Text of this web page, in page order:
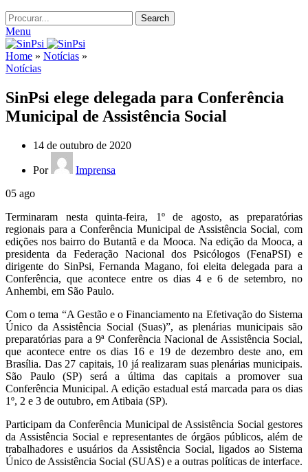
Search
Menu
Home » Notícias »
Notícias
SinPsi elege delegada para Conferência
Municipal de Assistência Social
14 de outubro de 2020
Por
Imprensa
05 ago
Terminaram nesta quinta-feira, 1º de agosto, as preparatórias
regionais para a Conferência Municipal de Assistência Social, com
edições nos bairro do Butantã e da Mooca. Na edição da Mooca, a
presidenta da Federação Nacional dos Psicólogos (FenaPSI) e
dirigente do SinPsi, Fernanda Magano, foi eleita delegada para a
Conferência, que acontece entre os dias 4 e 6 de setembro, no
Anhembi, em São Paulo.
Com o tema “A Gestão e o Financiamento na Efetivação do Sistema
Único da Assistência Social (Suas)”, as plenárias municipais são
preparatórias para a 9ª Conferência Nacional de Assistência Social,
que acontece entre os dias 16 e 19 de dezembro deste ano, em
Brasília. Das 27 capitais, 10 já realizaram suas plenárias municipais.
São Paulo (SP) será a última das capitais a promover sua
Conferência Municipal. A edição estadual está marcada para os dias
1º, 2 e 3 de outubro, em Atibaia (SP).
Participam da Conferência Municipal de Assistência Social gestores
da Assistência Social e representantes de órgãos públicos, além de
trabalhadores e usuários da Assistência Social, ligados ao Sistema
Único de Assistência Social (SUAS) e a outras políticas de interface.